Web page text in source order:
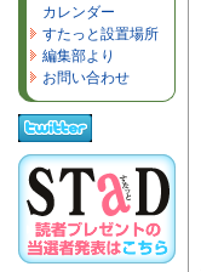
カレンダー
すたっと設置場所
編集部より
お問い合わせ